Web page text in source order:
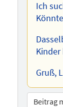
Ich
Gruß,
Beitrag